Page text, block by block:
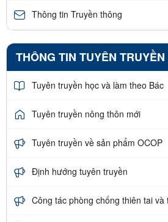
Thông tin Truyền thông
THÔNG TIN TUYÊN TRUYỀN
Tuyên truyền học và làm theo Bác
Tuyên truyền nông thôn mới
Tuyên truyền về sản phẩm OCOP
Định hướng tuyên truyền
Công tác phòng chống thiên tai